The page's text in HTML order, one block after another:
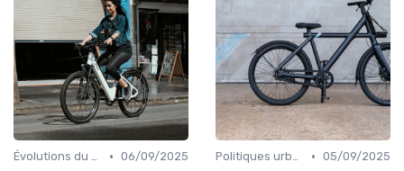
Évolutions du marché du vélo électrique • 06/09/2025
Politiques urbaines et mobilité durable • 05/09/2025